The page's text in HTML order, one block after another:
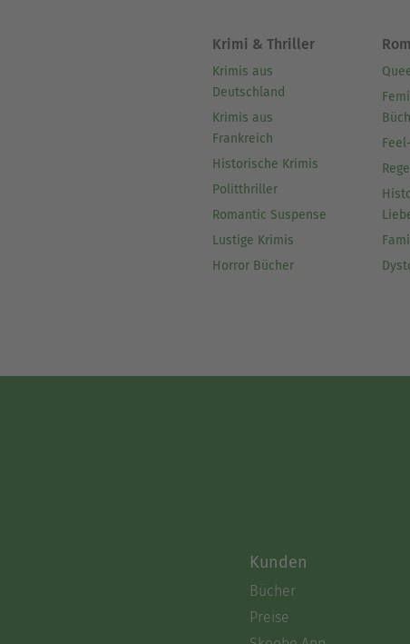
Krimi & Thriller
Krimis aus
Deutschland
Krimis aus
Frankreich
Historische Krimis
Politthriller
Romantic Suspense
Lustige Krimis
Horror Bücher
Kunden
Bücher
Preise